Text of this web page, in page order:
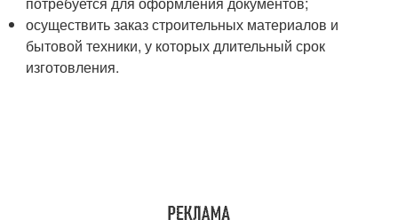
осуществить заказ строительных материалов и
бытовой техники, у которых длительный срок
изготовления.